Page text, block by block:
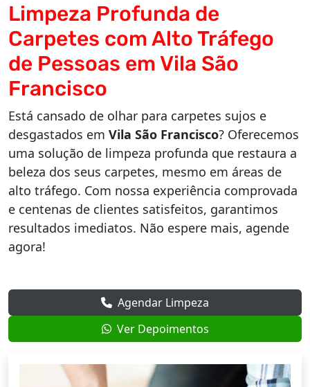
Limpeza Profunda de
Carpetes com Alto Tráfego
de Pessoas em Vila São
Francisco
Está cansado de olhar para carpetes sujos e
desgastados em Vila São Francisco? Oferecemos
uma solução de limpeza profunda que restaura a
beleza dos seus carpetes, mesmo em áreas de
alto tráfego. Com nossa experiência comprovada
e centenas de clientes satisfeitos, garantimos
resultados imediatos. Não espere mais, agende
agora!
Agendar Limpeza
Ver Depoimentos